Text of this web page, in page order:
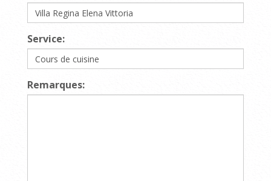
Service:
Remarques: